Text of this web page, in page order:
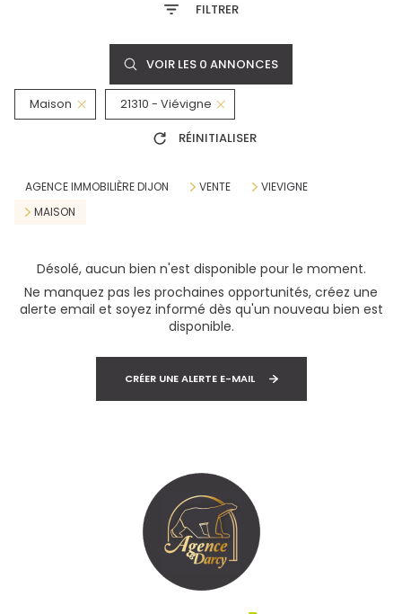
FILTRER
VOIR LES 0 ANNONCES
Maison 21310 - Viévigne
RÉINITIALISER
AGENCE IMMOBILIÈRE DIJON VENTE
VIEVIGNE
MAISON
Désolé, aucun bien n'est disponible pour le moment.
Ne manquez pas les prochaines opportunités, créez une
alerte email et soyez informé dès qu'un nouveau bien est
disponible.
CRÉER UNE ALERTE E-MAIL